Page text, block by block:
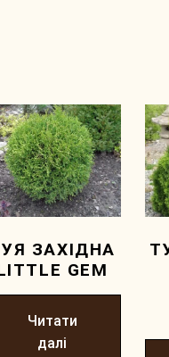
ЗАХІДНА
GEM
Читати
далі